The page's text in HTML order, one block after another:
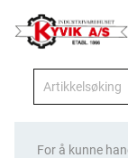
For å kunne